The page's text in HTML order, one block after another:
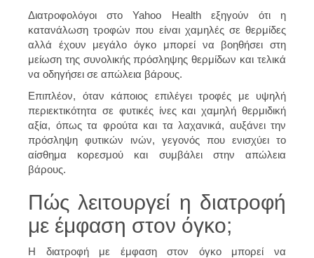
Διατροφολόγοι στο Yahoo Health εξηγούν ότι η
κατανάλωση τροφών που είναι χαμηλές σε θερμίδες
αλλά έχουν μεγάλο όγκο μπορεί να βοηθήσει στη
μείωση της συνολικής πρόσληψης θερμίδων και τελικά
να οδηγήσει σε απώλεια βάρους.
Επιπλέον, όταν κάποιος επιλέγει τροφές με υψηλή
περιεκτικότητα σε φυτικές ίνες και χαμηλή θερμιδική
αξία, όπως τα φρούτα και τα λαχανικά, αυξάνει την
πρόσληψη φυτικών ινών, γεγονός που ενισχύει το
αίσθημα κορεσμού και συμβάλει στην απώλεια
βάρους.
Πώς λειτουργεί η διατροφή
με έμφαση στον όγκο;
Η διατροφή με έμφαση στον όγκο μπορεί να